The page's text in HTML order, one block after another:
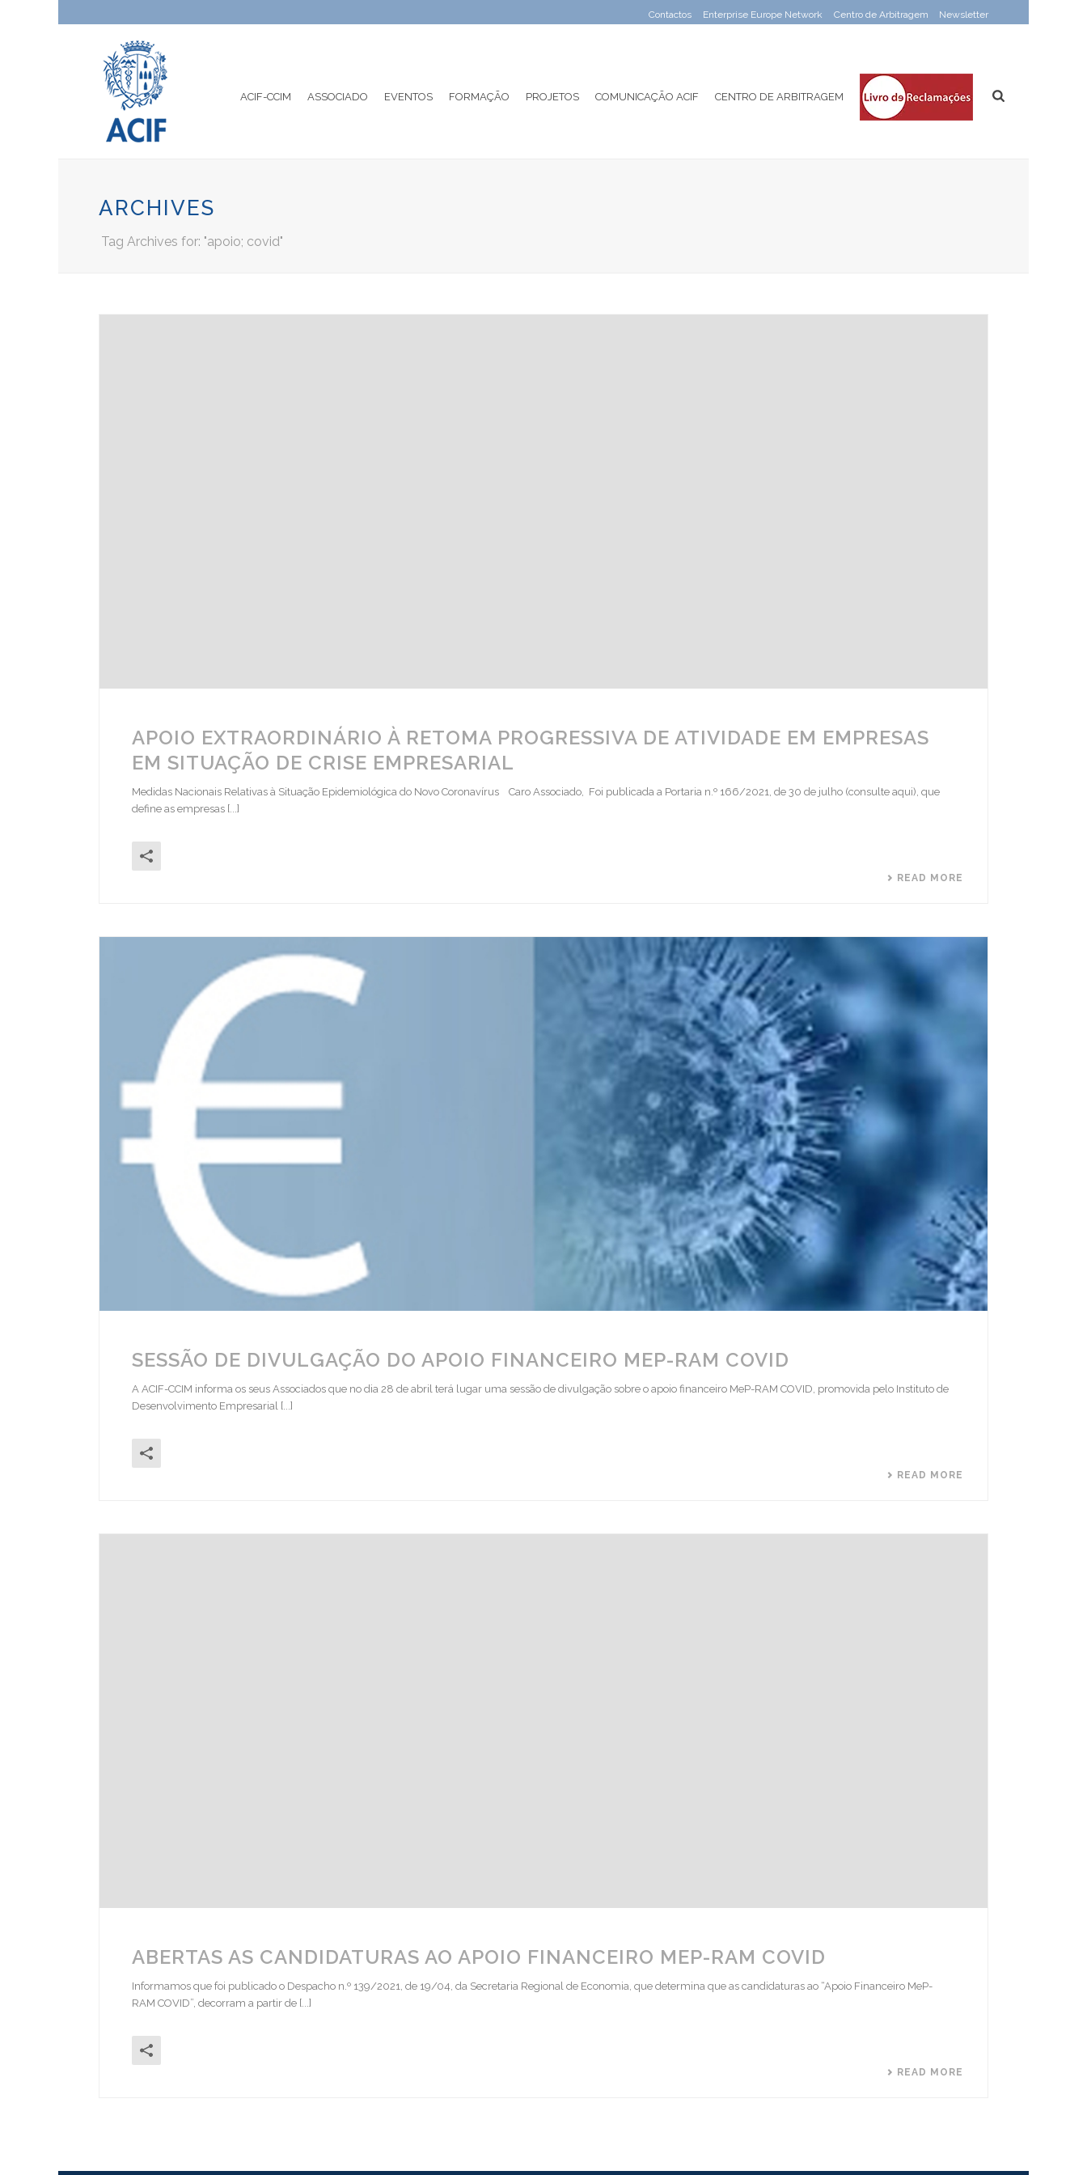
Newsletter
Contactos Enterprise Europe Network Centro de Arbitragem
ACIF-CCIM ASSOCIADO EVENTOS FORMAÇÃO PROJETOS COMUNICAÇÃO ACIF CENTRO DE ARBITRAGEM
ARCHIVES
Tag Archives for: "apoio; covid"
APOIO EXTRAORDINÁRIO À RETOMA PROGRESSIVA DE ATIVIDADE EM EMPRESAS
EM SITUAÇÃO DE CRISE EMPRESARIAL
Medidas Nacionais Relativas à Situação Epidemiológica do Novo Coronavírus Caro Associado, Foi publicada a Portaria n.º 166/2021, de 30 de julho (consulte aqui), que
define as empresas [...]
READ MORE
SESSÃO DE DIVULGAÇÃO DO APOIO FINANCEIRO MEP-RAM COVID
A ACIF-CCIM informa os seus Associados que no dia 28 de abril terá lugar uma sessão de divulgação sobre o apoio financeiro MeP-RAM COVID, promovida pelo Instituto de
Desenvolvimento Empresarial [...]
READ MORE
ABERTAS AS CANDIDATURAS AO APOIO FINANCEIRO MEP-RAM COVID
Informamos que foi publicado o Despacho n.º 139/2021, de 19/04, da Secretaria Regional de Economia, que determina que as candidaturas ao “Apoio Financeiro MeP-
RAM COVID”, decorram a partir de [...]
READ MORE